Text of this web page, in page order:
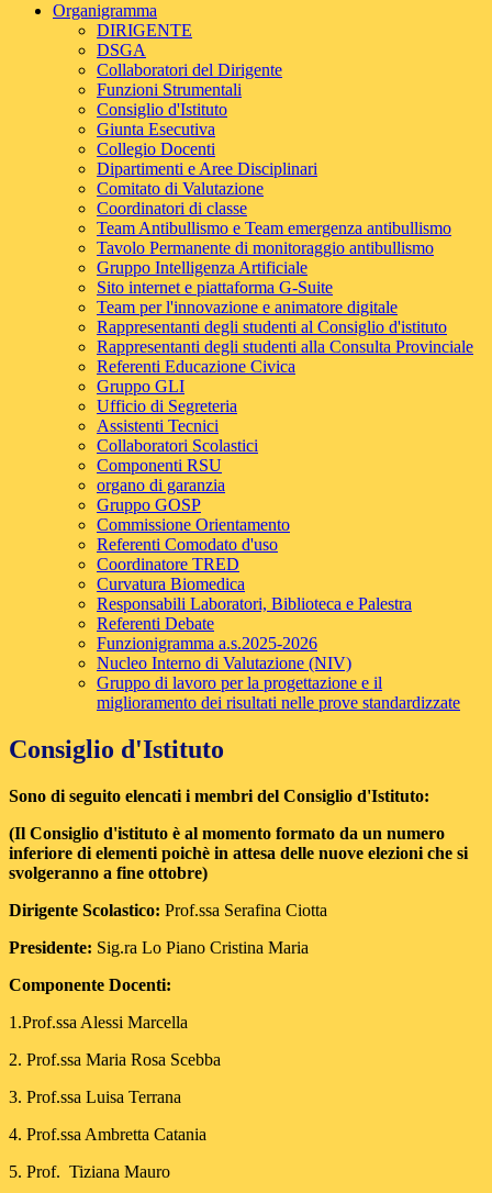
Organigramma
DIRIGENTE
DSGA
Collaboratori del Dirigente
Funzioni Strumentali
Consiglio d'Istituto
Giunta Esecutiva
Collegio Docenti
Dipartimenti e Aree Disciplinari
Comitato di Valutazione
Coordinatori di classe
Team Antibullismo e Team emergenza antibullismo
Tavolo Permanente di monitoraggio antibullismo
Gruppo Intelligenza Artificiale
Sito internet e piattaforma G-Suite
Team per l'innovazione e animatore digitale
Rappresentanti degli studenti al Consiglio d'istituto
Rappresentanti degli studenti alla Consulta Provinciale
Referenti Educazione Civica
Gruppo GLI
Ufficio di Segreteria
Assistenti Tecnici
Collaboratori Scolastici
Componenti RSU
organo di garanzia
Gruppo GOSP
Commissione Orientamento
Referenti Comodato d'uso
Coordinatore TRED
Curvatura Biomedica
Responsabili Laboratori, Biblioteca e Palestra
Referenti Debate
Funzionigramma a.s.2025-2026
Nucleo Interno di Valutazione (NIV)
Gruppo di lavoro per la progettazione e il
miglioramento dei risultati nelle prove standardizzate
Consiglio d'Istituto
Sono di seguito elencati i membri del Consiglio d'Istituto:
(Il Consiglio d'istituto è al momento formato da un numero
inferiore di elementi poichè in attesa delle nuove elezioni che si
svolgeranno a fine ottobre)
Dirigente Scolastico: Prof.ssa Serafina Ciotta
Presidente: Sig.ra Lo Piano Cristina Maria
Componente Docenti:
1.Prof.ssa Alessi Marcella
2. Prof.ssa Maria Rosa Scebba
3. Prof.ssa Luisa Terrana
4. Prof.ssa Ambretta Catania
5. Prof. Tiziana Mauro